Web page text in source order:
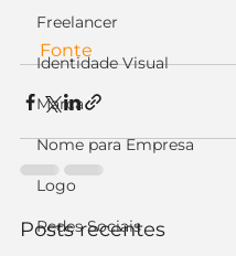
Freelancer
Identidade Visual
Marca
Nome para Empresa
Logo
Redes Sociais
Fonte
Posts recentes